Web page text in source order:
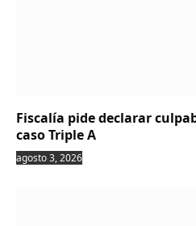
Fiscalía pide declarar
caso Triple A
agosto 3, 2026